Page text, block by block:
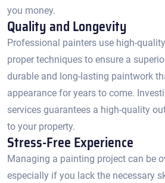
you money.​
Quality and Longevity
Professional painters use high-
proper techniques to ensure a
durable and long-lasting paintwork
appearance for years to come.​
services guarantees a high-quality
to your property.
Stress-Free Experience
Managing a painting project can be
especially if you lack the necessary